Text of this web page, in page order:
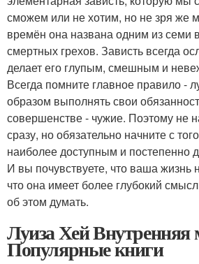
сможем или не хотим, но не зря же
времён она названа одним из семи
смертных грехов. Зависть всегда
делает его глупым, смешным и
Всегда помните главное правило -
образом выполнять свои
совершенстве - чужие. Поэтому не
сразу, но обязательно начните с
наиболее доступным и постепенно
И вы почувствуете, что ваша жизнь
что она имеет более глубокий
об этом думать.
Луиза Хей Внутренняя
Популярные книги